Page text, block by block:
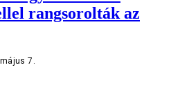
rangsorolták az
7.